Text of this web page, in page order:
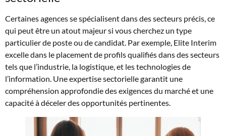
Certaines agences se spécialisent dans des secteurs précis, ce
qui peut être un atout majeur si vous cherchez un type
particulier de poste ou de candidat. Par exemple, Elite Interim
excelle dans le placement de profils qualifiés dans des secteurs
tels que l’industrie, la logistique, et les technologies de
l’information. Une expertise sectorielle garantit une
compréhension approfondie des exigences du marché et une
capacité à déceler des opportunités pertinentes.